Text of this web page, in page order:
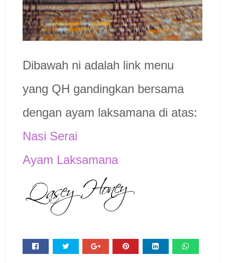
Dibawah ni adalah link menu
yang QH gandingkan bersama
dengan ayam laksamana di atas:
Nasi Serai
Ayam Laksamana